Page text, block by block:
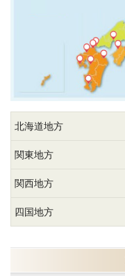
北海道地方
関東地方
関西地方
四国地方